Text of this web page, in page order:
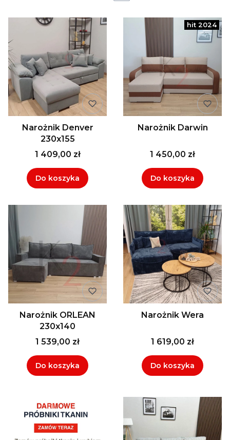
Narożnik Denver
230x155
1 409,00 zł
Do koszyka
Narożnik Darwin
1 450,00 zł
Do koszyka
Narożnik ORLEAN
230x140
1 539,00 zł
Do koszyka
Narożnik Wera
1 619,00 zł
Do koszyka